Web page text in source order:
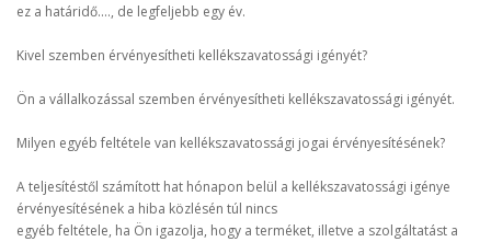
ez a határidő...., de legfeljebb egy év.
Kivel szemben érvényesítheti kellékszavatossági igényét?
Ön a vállalkozással szemben érvényesítheti kellékszavatossági igényét.
Milyen egyéb feltétele van kellékszavatossági jogai érvényesítésének?
A teljesítéstől számított hat hónapon belül a kellékszavatossági igénye
érvényesítésének a hiba közlésén túl nincs
egyéb feltétele, ha Ön igazolja, hogy a terméket, illetve a szolgáltatást a